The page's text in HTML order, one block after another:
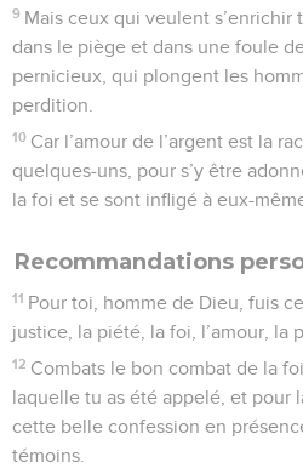
9 Mais ceux qui veulent s’enrichir
dans le piège et dans une foule
pernicieux, qui plongent les
perdition.
10 Car l’amour de l’argent est la
quelques-uns, pour s’y être
la foi et se sont infligé à eux-
Recommandations
11 Pour toi, homme de Dieu, fuis
justice, la piété, la foi, l’amour, la
12 Combats le bon combat de la
laquelle tu as été appelé, et pour
cette belle confession en
témoins.